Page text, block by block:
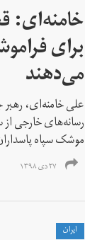
خامنه‌ای:
برای
می‌دهند
علی خامنه‌ای،‌
رسانه‌های خارجی
موشک سپاه
۲۷ دی ۱۳۹۸
ايران